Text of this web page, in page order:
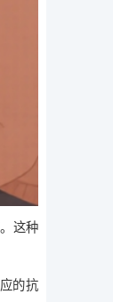
这种
的抗